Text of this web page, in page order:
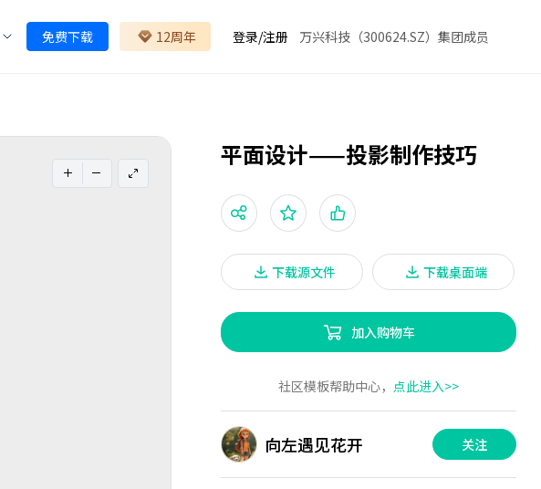
免费下载 12周年 登录/注册 万兴科技（300624.SZ）集团成员
平面设计——投影制作技巧
下载源文件 下载桌面端
加入购物车
社区模板帮助中心， 点此进入>>
向左遇见花开 关注